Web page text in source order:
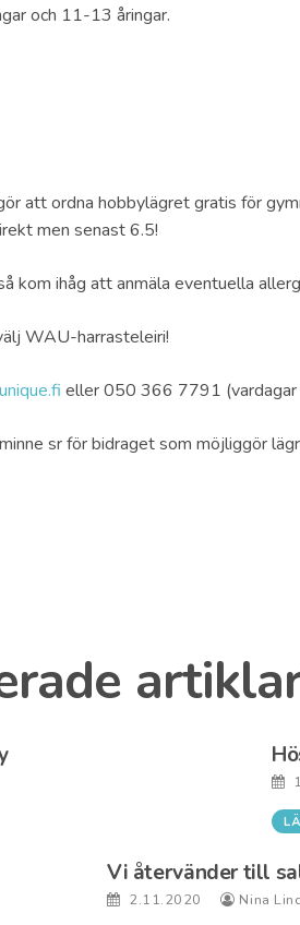
och 11-13 åringar.
att ordna hobbylägret gratis för
men senast 6.5!
kom ihåg att anmäla eventuella
WAU-harrasteleiri!
eller 050 366 7791
sr för bidraget som möjliggör
Vi återvänder till
2.11.2020 Nina